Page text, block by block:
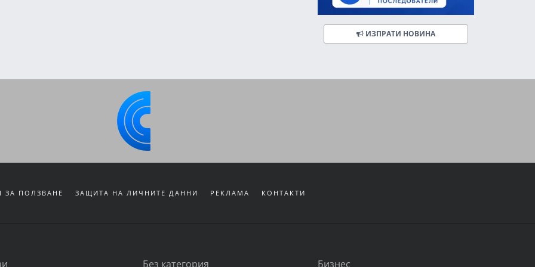
ИЗПРАТИ НОВИНА
ЗА ПОЛЗВАНЕ ЗАЩИТА НА ЛИЧНИТЕ ДАННИ РЕКЛАМА КОНТАКТИ
Без категория Бизнес